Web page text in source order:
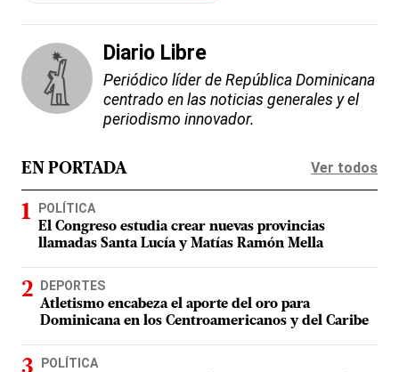
Diario Libre
Periódico líder de República Dominicana
centrado en las noticias generales y el
periodismo innovador.
EN PORTADA Ver todos
POLÍTICA
El Congreso estudia crear nuevas provincias
llamadas Santa Lucía y Matías Ramón Mella
DEPORTES
Atletismo encabeza el aporte del oro para
Dominicana en los Centroamericanos y del Caribe
POLÍTICA